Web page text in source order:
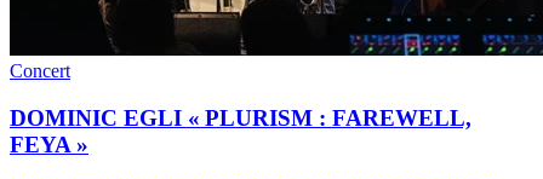
Concert
DOMINIC EGLI « PLURISM : FAREWELL,
FEYA »